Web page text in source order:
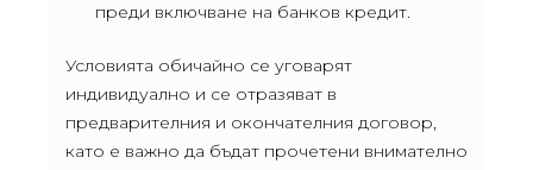
преди включване на банков кредит.
Условията обичайно се уговарят
индивидуално и се отразяват в
предварителния и окончателния договор,
като е важно да бъдат прочетени внимателно